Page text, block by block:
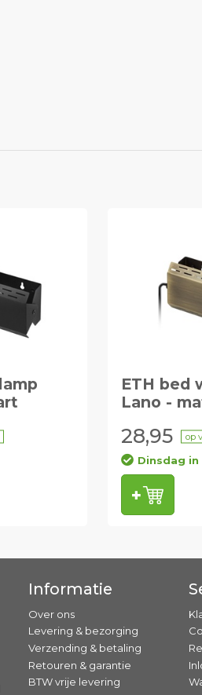
ETH bed
Lano -
28,95 op
Dinsdag in
Informatie
Over ons
Levering & bezorging
Verzending & betaling
Retouren & garantie
BTW vrije levering